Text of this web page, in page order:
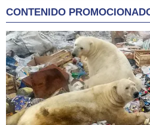
CONTENIDO